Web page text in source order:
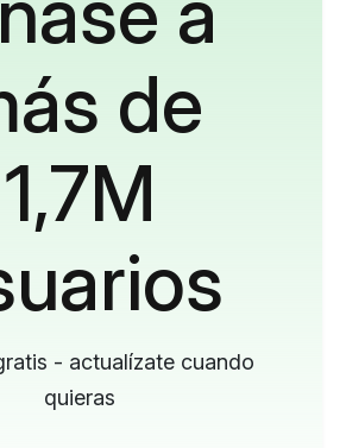
de
1,7M
- actualízate cuando
quieras